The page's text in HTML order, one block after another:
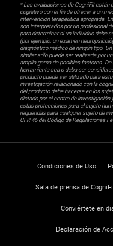
* Las evaluaciones de CogniFit
cognitivo con el fin de ofrecer a un
intervención terapéutica apropiada.
son interpretados por un profesional
para determinar si un individuo debe
(por ejemplo, un examen
diagnóstico médico de ningún tipo.
similar sólo puede ser realizada por
amplia gama de posibles factores.
herramienta sea o deba ser
producto puede ser utilizado para
investigación relacionado con la
del producto debe hacerse en los
dictado por el centro de investigación
estas protecciones para el sujeto
requeridas para cualquier sujeto de
CFR 46 del Código de Regulaciones
Condiciones de Uso
Sala de prensa de
Conviértete en
Declaración de